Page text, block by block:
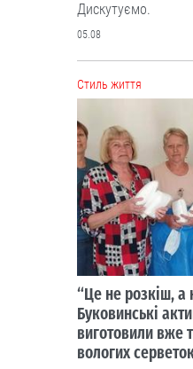
Дискутуємо.
05.08
Cтиль життя
“Це не розкіш, а
Буковинські
виготовили вже
вологих